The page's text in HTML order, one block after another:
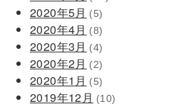
2020年5月 (5)
2020年4月 (8)
2020年3月 (4)
2020年2月 (2)
2020年1月 (5)
2019年12月 (10)